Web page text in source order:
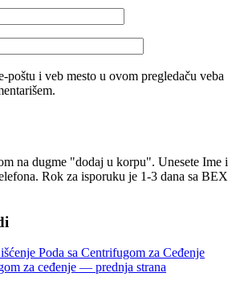
poštu i veb mesto u ovom pregledaču veba
na dugme "dodaj u korpu". Unesete Ime i
Rok za isporuku je 1-3 dana sa BEX